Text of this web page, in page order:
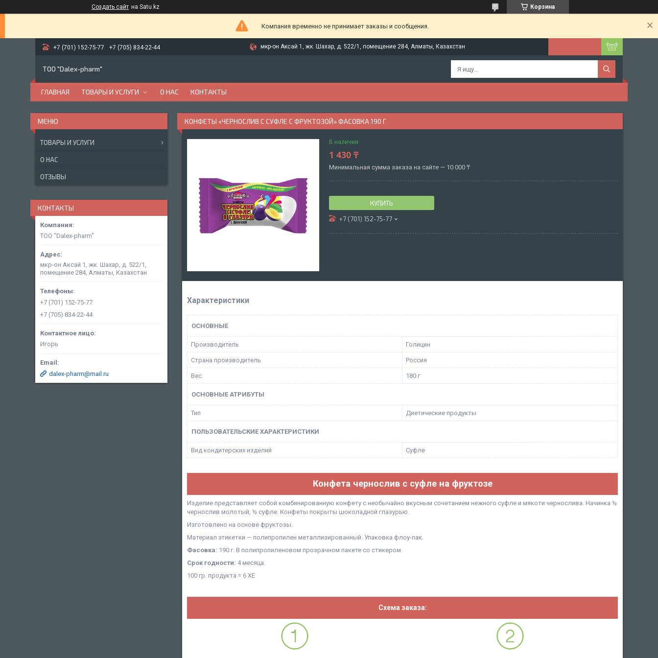
Создать сайт на Satu.kz Корзина
Компания временно не принимает заказы и сообщения.
+7 (701) 152-75-77 +7 (705) 834-22-44 мкр-он Аксай 1, жк. Шахар, д. 522/1, помещение 284, Алматы, Казахстан
ТОО "Dalex-pharm"
ГЛАВНАЯ ТОВАРЫ И УСЛУГИ О НАС КОНТАКТЫ
КОНФЕТЫ «ЧЕРНОСЛИВ С СУФЛЕ С ФРУКТОЗОЙ» ФАСОВКА 190 Г
В наличии
1 430 ₸
Минимальная сумма заказа на сайте — 10 000 ₸
КУПИТЬ
+7 (701) 152-75-77
Характеристики
ОСНОВНЫЕ
Производитель Голицин
Страна производитель Россия
Вес 180 г
ОСНОВНЫЕ АТРИБУТЫ
Тип Диетические продукты
ПОЛЬЗОВАТЕЛЬСКИЕ ХАРАКТЕРИСТИКИ
Вид кондитерских изделий Суфле
Конфета чернослив с суфле на фруктозе
Изделие представляет собой комбинированную конфету с необычайно вкусным сочетанием нежного суфле и мякоти чернослива. Начинка ½
чернослив молотый, ½ суфле. Конфеты покрыты шоколадной глазурью.
Изготовлено на основе фруктозы.
Материал этикетки — полипропилен металлизированный. Упаковка флоу-пак.
Фасовка: 190 г. В полипропиленовом прозрачном пакете со стикером.
Срок годности: 4 месяца.
100 гр. продукта = 6 ХЕ
Схема заказа:
ТОВАРЫ И УСЛУГИ
О НАС
ОТЗЫВЫ
КОНТАКТЫ
ТОО "Dalex-pharm"
мкр-он Аксай 1, жк. Шахар, д. 522/1,
помещение 284, Алматы, Казахстан
+7 (701) 152-75-77
+7 (705) 834-22-44
Игорь
dalex-pharm@mail.ru